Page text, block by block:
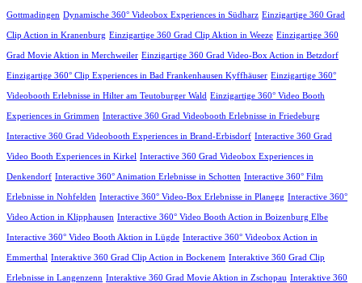
Gottmadingen Dynamische 360° Videobox Experiences in Südharz Einzigartige 360 Grad
Clip Action in Kranenburg Einzigartige 360 Grad Clip Aktion in Weeze Einzigartige 360
Grad Movie Aktion in Merchweiler Einzigartige 360 Grad Video-Box Action in Betzdorf
Einzigartige 360° Clip Experiences in Bad Frankenhausen Kyffhäuser Einzigartige 360°
Videobooth Erlebnisse in Hilter am Teutoburger Wald Einzigartige 360° Video Booth
Experiences in Grimmen Interactive 360 Grad Videobooth Erlebnisse in Friedeburg
Interactive 360 Grad Videobooth Experiences in Brand-Erbisdorf Interactive 360 Grad
Video Booth Experiences in Kirkel Interactive 360 Grad Videobox Experiences in
Denkendorf Interactive 360° Animation Erlebnisse in Schotten Interactive 360° Film
Erlebnisse in Nohfelden Interactive 360° Video-Box Erlebnisse in Planegg Interactive 360°
Video Action in Klipphausen Interactive 360° Video Booth Action in Boizenburg Elbe
Interactive 360° Video Booth Aktion in Lügde Interactive 360° Videobox Action in
Emmerthal Interaktive 360 Grad Clip Action in Bockenem Interaktive 360 Grad Clip
Erlebnisse in Langenzenn Interaktive 360 Grad Movie Aktion in Zschopau Interaktive 360